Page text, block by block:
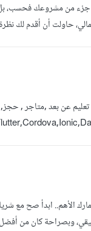
جزء من مشروعك فحسب،
حاولت أن أقدم لك
هو استثمارك الأهم.. ابدأ
وبصراحة كان من